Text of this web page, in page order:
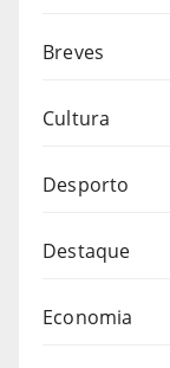
Breves
Cultura
Desporto
Destaque
Economia